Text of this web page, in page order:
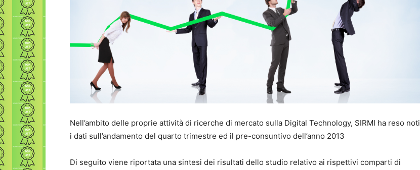
Nell’ambito delle proprie attività di ricerche di mercato sulla Digital Technology, SIRMI ha reso noti
i dati sull’andamento del quarto trimestre ed il pre-consuntivo dell’anno 2013
Di seguito viene riportata una sintesi dei risultati dello studio relativo ai rispettivi comparti di